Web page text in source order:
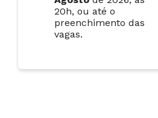
20h, ou até o
preenchimento das
vagas.